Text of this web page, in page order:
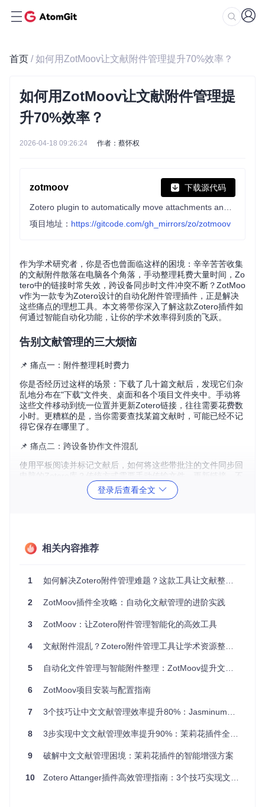
首页 / 如何用ZotMoov让文献附件管理提升70%效率？
如何用ZotMoov让文献附件管理提
升70%效率？
2026-04-18 09:26:24 作者：蔡怀权
zotmoov 下载源代码
项目地址： https://gitcode.com/gh_mirrors/zo/zotmoov
作为学术研究者，你是否也曾面临这样的困境：辛辛苦苦收集
的文献附件散落在电脑各个角落，手动整理耗费大量时间，Zo
tero中的链接时常失效，跨设备同步时文件冲突不断？ZotMoo
v作为一款专为Zotero设计的自动化附件管理插件，正是解决
这些痛点的理想工具。本文将带你深入了解这款Zotero插件如
何通过智能自动化功能，让你的学术效率得到质的飞跃。
告别文献管理的三大烦恼
📌 痛点一：附件整理耗时费力
你是否经历过这样的场景：下载了几十篇文献后，发现它们杂
乱地分布在"下载"文件夹、桌面和各个项目文件夹中。手动将
这些文件移动到统一位置并更新Zotero链接，往往需要花费数
小时。更糟糕的是，当你需要查找某篇文献时，可能已经不记
得它保存在哪里了。
📌 痛点二：跨设备协作文件混乱
使用平板阅读并标记文献后，如何将这些带批注的文件同步回
电脑的Zotero库？传统方式需要手动传输文件、更新链接，不
仅繁琐，还容易出错。许多研究者因此放弃了跨设备工作的便
利，或者不得不维护多个文献库，造成信息孤岛。
会失效。修复这些断裂的链接需要逐一手动操作，十分耗时。
同时，删除Zotero条目后，对应的附件文件往往会被遗忘在磁
录结构中。通过在设置界面中配置目标文件夹和子目录规则，
织文件。这意味着从网页保存或手动添加的PDF将不再散乱分
ZotMoov设置界面 - 配置附件存储路径和自动化规则，实现文
献附件的智能管理
💡 上下文菜单集成：操作触手可及
ZotMoov在Zotero的右键菜单中添加了多个实用选项，让你可
献发送到平板阅读，还是将平板上处理过的文件导回主库，都
登录后查看全文
相关内容推荐
1 如何解决Zotero附件管理难题？这款工具让文献整理效率提升3倍
2 ZotMoov插件全攻略：自动化文献管理的进阶实践
3 ZotMoov：让Zotero附件管理智能化的高效工具
4 文献附件混乱？Zotero附件管理工具让学术资源整理效率提升300%
5 自动化文件管理与智能附件整理：ZotMoov提升文件整理效率的全面指南
6 ZotMoov项目安装与配置指南
7 3个技巧让中文文献管理效率提升80%：Jasminum插件实战指南
8 3步实现中文文献管理效率提升90%：茉莉花插件全攻略
9 破解中文文献管理困境：茉莉花插件的智能增强方案
10 Zotero Attanger插件高效管理指南：3个技巧实现文献附件自动化整理